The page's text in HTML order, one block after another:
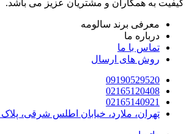
کیفیت به همکاران و مشتریان عزیز می باشد.
معرفی برند سالومه
درباره ما
تماس با ما
روش های ارسال
09190529520
02165120408
02165140921
تهران، ملارد، خیابان اطلس شرقی، پلاک 201